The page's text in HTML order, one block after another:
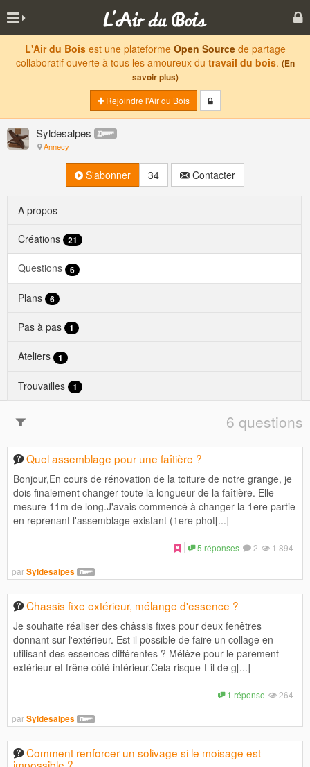
L'Air du Boisest une plateforme Open Sourcede partage
collaboratif ouverte à tous les amoureux du travail du bois. (En
savoir plus)
Rejoindre l'Air du Bois
Syldesalpes
Annecy
S'abonner 34 Contacter
A propos
Créations 21
Questions 6
Plans 6
Pas à pas 1
Ateliers 1
Trouvailles 1
6 questions
Quel assemblage pour une faîtière ?
Bonjour,En cours de rénovation de la toiture de notre grange, je
dois finalement changer toute la longueur de la faîtière. Elle
mesure 11m de long.J'avais commencé à changer la 1ere partie
en reprenant l'assemblage existant (1ere phot[...]
1 894
2
5 réponses
parSyldesalpes
Chassis fixe extérieur, mélange d'essence ?
Je souhaite réaliser des châssis fixes pour deux fenêtres
donnant sur l'extérieur. Est il possible de faire un collage en
utilisant des essences différentes ? Mélèze pour le parement
extérieur et frêne côté intérieur.Cela risque-t-il de g[...]
264
1 réponse
parSyldesalpes
Comment renforcer un solivage si le moisage est